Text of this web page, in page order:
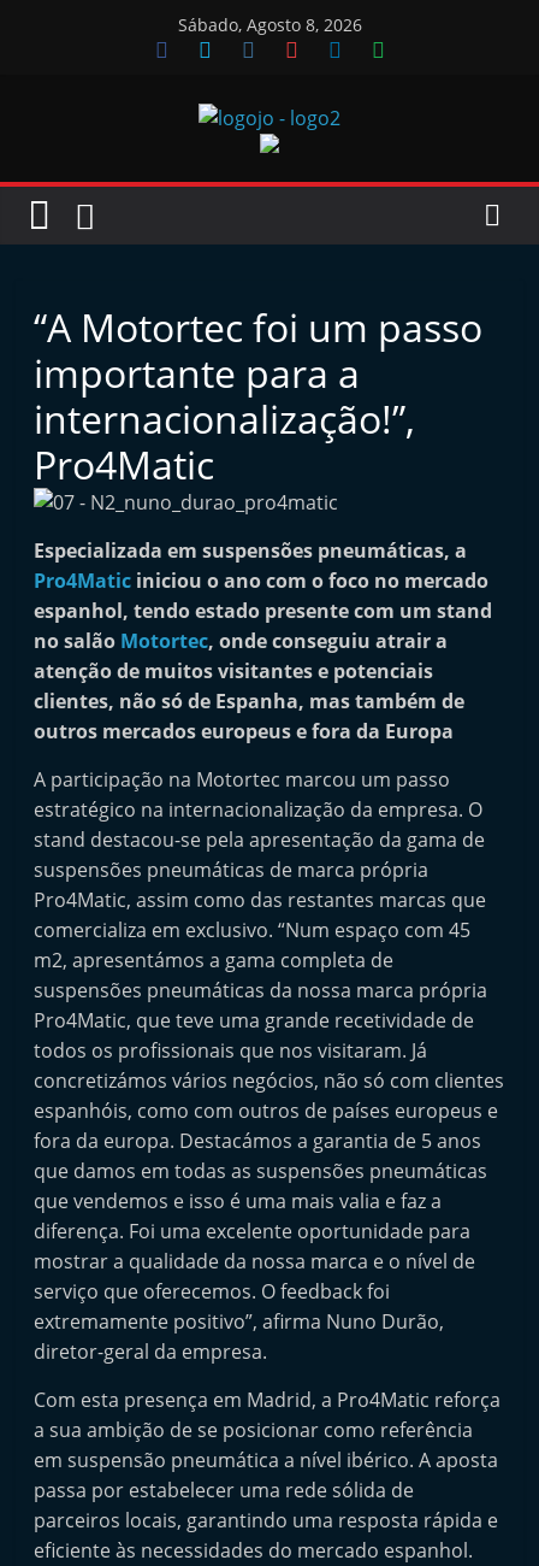
Sábado, Agosto 8, 2026
Jornal
Oficinas
o
r
n
n
d
p
e
d
n
t
e
d
o
A
f
e
r
m
a
r
k
e
t
A
u
t
o
m
“A Motortec foi um passo
importante para a
internacionalização!”,
Pro4Matic
Especializada em suspensões pneumáticas, a
Pro4Matic iniciou o ano com o foco no mercado
espanhol, tendo estado presente com um stand
no salão Motortec, onde conseguiu atrair a
atenção de muitos visitantes e potenciais
clientes, não só de Espanha, mas também de
outros mercados europeus e fora da Europa
A participação na Motortec marcou um passo
estratégico na internacionalização da empresa. O
stand destacou-se pela apresentação da gama de
suspensões pneumáticas de marca própria
Pro4Matic, assim como das restantes marcas que
comercializa em exclusivo. “Num espaço com 45
m2, apresentámos a gama completa de
suspensões pneumáticas da nossa marca própria
Pro4Matic, que teve uma grande recetividade de
todos os profissionais que nos visitaram. Já
concretizámos vários negócios, não só com clientes
espanhóis, como com outros de países europeus e
fora da europa. Destacámos a garantia de 5 anos
que damos em todas as suspensões pneumáticas
que vendemos e isso é uma mais valia e faz a
diferença. Foi uma excelente oportunidade para
mostrar a qualidade da nossa marca e o nível de
serviço que oferecemos. O feedback foi
extremamente positivo”, afirma Nuno Durão,
diretor-geral da empresa.
Com esta presença em Madrid, a Pro4Matic reforça
a sua ambição de se posicionar como referência
em suspensão pneumática a nível ibérico. A aposta
passa por estabelecer uma rede sólida de
parceiros locais, garantindo uma resposta rápida e
eficiente às necessidades do mercado espanhol.